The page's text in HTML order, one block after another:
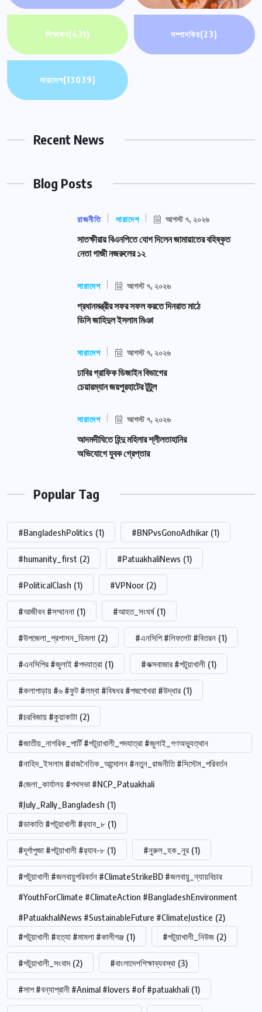
শিক্ষাঙ্গন(431) সম্পাদকিয়(23)
সারাদেশ(13039)
Recent News
Blog Posts
রাজনীতি সারাদেশ আগস্ট ৭, ২০২৬
সাতক্ষীরায় বিএনপিতে যোগ দিলেন জামায়াতের বহিষ্কৃত
নেতা গাজী নজরুলের ১২
সারাদেশ আগস্ট ৭, ২০২৬
প্রধানমন্ত্রীর সফর সফল করতে দিনরাত মাঠে
ডিসি জাহিদুল ইসলাম মিঞা
সারাদেশ আগস্ট ৭, ২০২৬
ঢাবির গ্রাফিক ডিজাইন বিভাগের
চেয়ারম্যান জয়পুরহাটের টুটুল
সারাদেশ আগস্ট ৭, ২০২৬
আদমদীঘিতে হিন্দু মহিলার শ্লীলতাহানির
অভিযোগে যুবক গ্রেপ্তার
Popular Tag
#BangladeshPolitics (1) #BNPvsGonoAdhikar (1)
#humanity_first (2) #PatuakhaliNews (1)
#PoliticalClash (1) #VPNoor (2)
#আজীবন #সম্মাননা (1) #আহত_সংঘর্ষ (1)
#উপজেলা_প্রশাসন_ডিমলা (2) #এনসিপি #লিফলেট #বিতরন (1)
#এনসিপির #জুলাই #পদযাত্রা (1) #কক্সবাজার #পটুয়াখালী (1)
#কলাপাড়ায় #৬ #ফুট #লম্বা #বিষধর #পদ্মগোখরা #উদ্ধার (1)
#চরবিজায় #কুয়াকাটা (2)
#জাতীয়_নাগরিক_পার্টি #পটুয়াখালী_পদযাত্রা #জুলাই_গণঅভ্যুত্থান
#নাহিদ_ইসলাম #রাজনৈতিক_আন্দোলন #নতুন_রাজনীতি #সিস্টেম_পরিবর্তন
#জেলা_কার্যালয় #পথসভা #NCP_Patuakhali
#July_Rally_Bangladesh (1)
#ডাকাতি #পটুয়াখালী #র‍্যাব_৮ (1)
#দূর্গাপুজা #পটুয়াখালী #র‍্যাব-৮ (1) #নুরুল_হক_নুর (1)
#পটুয়াখালী #জলবায়ুপরিবর্তন #ClimateStrikeBD #জলবায়ু_ন্যায়বিচার
#YouthForClimate #ClimateAction #BangladeshEnvironment
#PatuakhaliNews #SustainableFuture #ClimateJustice (2)
#পটুয়াখালী #হত্যা #মামলা #কালীগঞ্জ (1) #পটুয়াখালী_নিউজ (2)
#পটুয়াখালী_সংবাদ (2) #বাংলাদেশশিক্ষাব্যবস্থা (3)
#সাপ #বন্যাপ্রানী #Animal #lovers #of #patuakhali (1)